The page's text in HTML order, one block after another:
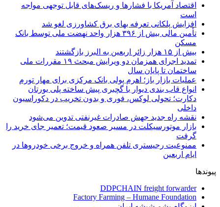
اقتصاد آمریکا با فشارها و ریسک‌های قابل توجهی مواجه
است
افزایش پلکانی تعرفه بهای برق کشاورزی لغو شد
تأمین مالی بیش از ۳۹۶ هزار واحد نهضت ملی توسط بانک
مسکن
بیش از ۱۵ هزار زائر اربعین به البرز بازگشتند
تمدید اجرای همزمان دو ویرایش مبحث ۱۹ مقررات ملی
ساختمان تا پایان سال
عملیات بازار باز؛ اهرم پولی بانک مرکزی برای مهار تورم
انواع قاب بندی دیوار با گچبری پیش ساخته پلی یورتان
دکارت؛ تحولی لوکس، فوری و بدون تخریب در دکوراسیون
داخلی
نقشه راه جدید جهش صادرات غیرنفتی تدوین می‌شود
بازار موتورسیکلت در مسیر صعود قیمت؛ تعمیر جای خرید را
گرفت
ممنوعیت رجیستری تلفن همراه و خروج برخی خودروها در
ایام اربعین
پیوندها
DDPCHAIN freight forwarder
Factory Farming – Humane Foundation